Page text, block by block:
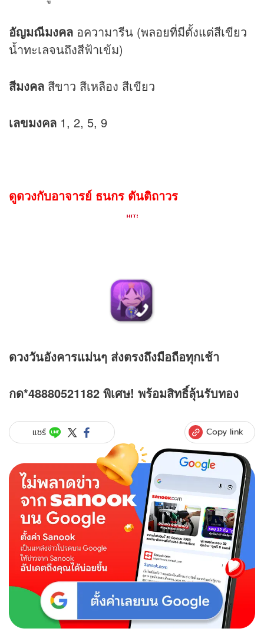
อัญมณีมงคล อความารีน (พลอยที่มีตั้งแต่สีเขียว
น้ำทะเลจนถึงสีฟ้าเข้ม)
สีมงคล สีขาว สีเหลือง สีเขียว
เลขมงคล 1, 2, 5, 9
ดูดวงกับอาจารย์ ธนกร ตันติถาวร
ดวงวันอังคารแม่นๆ ส่งตรงถึงมือถือทุกเช้า
กด*48880521182 พิเศษ! พร้อมสิทธิ์ลุ้นรับทอง
แชร์ Copy link